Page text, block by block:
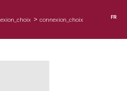
> connexion_choix FR